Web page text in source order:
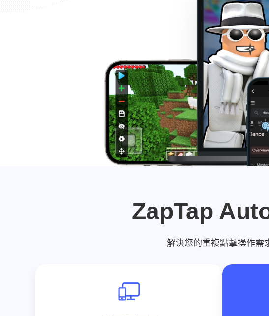
ZapTap
解決您的重複點擊操作需